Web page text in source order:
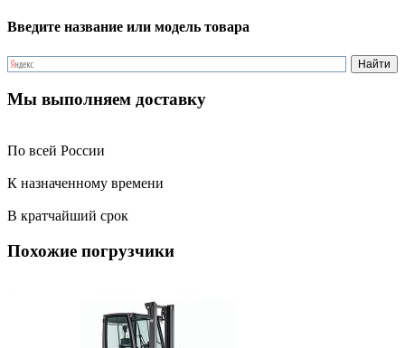
Введите название или модель товара
Мы выполняем доставку
По всей России
К назначенному времени
В кратчайший срок
Похожие погрузчики